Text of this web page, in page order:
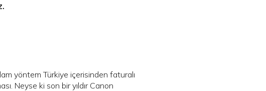
yöntem Türkiye içerisinden faturalı
Neyse ki son bir yıldır Canon